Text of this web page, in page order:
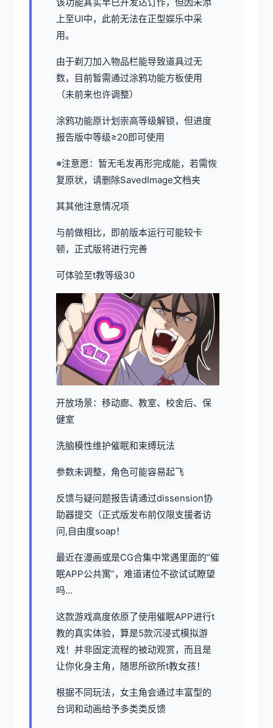
上至UI中，此前无法在正型娱乐中采
用。
由于剃刀加入物品栏能导致道具过无
数，目前暂需通过涂鸦功能方板使用
（未前来也许调整）
涂鸦功能原计划崇高等级解锁，但进度
报告版中等级≥20即可使用
※注意愿：暂无毛发再形完成能，若需恢
复原状，请删除SavedImage文档夹
其其他注意情况项
与前做相比，即前版本运行可能较卡
顿，正式版将进行完善
可体验至t教等级30
开放场景：移动廊、教室、校舍后、保
健室
洗脑模性维护催眠和束缚玩法
参数未调整，角色可能容易起飞
反馈与疑问题报告请通过dissension协
助器提交（正式版发布前仅限支援者访
问,自由度soap！
最近在漫画或是CG合集中常遇里面的“催
眠APP公共寓”，难道诸位不欲试试瞭望
吗…
这款游戏高度依原了使用催眠APP进行t
教的真实体验，算是5款沉浸式模拟游
戏！并非固定流程的被动观赏，而且是
让你化身主角，随思所欲所t教女孩！
根据不同玩法，女主角会通过丰富型的
台词和动画给予多类类反馈